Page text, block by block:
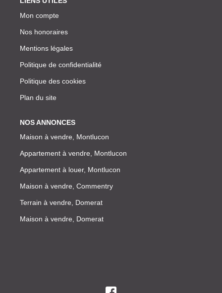
Mon compte
Nos honoraires
Mentions légales
Politique de confidentialité
Politique des cookies
Plan du site
NOS ANNONCES
Maison à vendre, Montlucon
Appartement à vendre, Montlucon
Appartement à louer, Montlucon
Maison à vendre, Commentry
Terrain à vendre, Domerat
Maison à vendre, Domerat